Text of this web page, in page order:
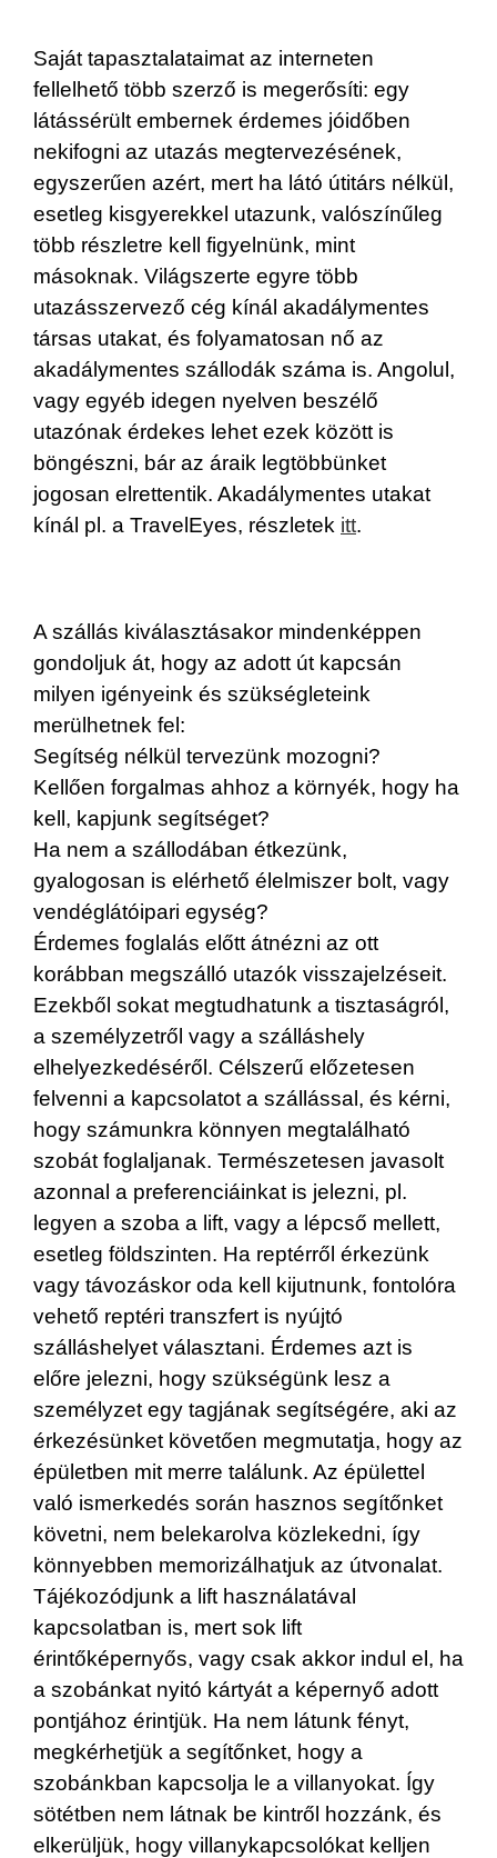
Saját tapasztalataimat az interneten
fellelhető több szerző is megerősíti: egy
látássérült embernek érdemes jóidőben
nekifogni az utazás megtervezésének,
egyszerűen azért, mert ha látó útitárs nélkül,
esetleg kisgyerekkel utazunk, valószínűleg
több részletre kell figyelnünk, mint
másoknak. Világszerte egyre több
utazásszervező cég kínál akadálymentes
társas utakat, és folyamatosan nő az
akadálymentes szállodák száma is. Angolul,
vagy egyéb idegen nyelven beszélő
utazónak érdekes lehet ezek között is
böngészni, bár az áraik legtöbbünket
jogosan elrettentik. Akadálymentes utakat
kínál pl. a TravelEyes, részletek itt.
A szállás kiválasztásakor mindenképpen
gondoljuk át, hogy az adott út kapcsán
milyen igényeink és szükségleteink
merülhetnek fel:
Segítség nélkül tervezünk mozogni?
Kellően forgalmas ahhoz a környék, hogy ha
kell, kapjunk segítséget?
Ha nem a szállodában étkezünk,
gyalogosan is elérhető élelmiszer bolt, vagy
vendéglátóipari egység?
Érdemes foglalás előtt átnézni az ott
korábban megszálló utazók visszajelzéseit.
Ezekből sokat megtudhatunk a tisztaságról,
a személyzetről vagy a szálláshely
elhelyezkedéséről. Célszerű előzetesen
felvenni a kapcsolatot a szállással, és kérni,
hogy számunkra könnyen megtalálható
szobát foglaljanak. Természetesen javasolt
azonnal a preferenciáinkat is jelezni, pl.
legyen a szoba a lift, vagy a lépcső mellett,
esetleg földszinten. Ha reptérről érkezünk
vagy távozáskor oda kell kijutnunk, fontolóra
vehető reptéri transzfert is nyújtó
szálláshelyet választani. Érdemes azt is
előre jelezni, hogy szükségünk lesz a
személyzet egy tagjának segítségére, aki az
érkezésünket követően megmutatja, hogy az
épületben mit merre találunk. Az épülettel
való ismerkedés során hasznos segítőnket
követni, nem belekarolva közlekedni, így
könnyebben memorizálhatjuk az útvonalat.
Tájékozódjunk a lift használatával
kapcsolatban is, mert sok lift
érintőképernyős, vagy csak akkor indul el, ha
a szobánkat nyitó kártyát a képernyő adott
pontjához érintjük. Ha nem látunk fényt,
megkérhetjük a segítőnket, hogy a
szobánkban kapcsolja le a villanyokat. Így
sötétben nem látnak be kintről hozzánk, és
elkerüljük, hogy villanykapcsolókat kelljen